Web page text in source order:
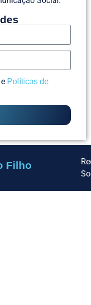
Políticas de
Filho